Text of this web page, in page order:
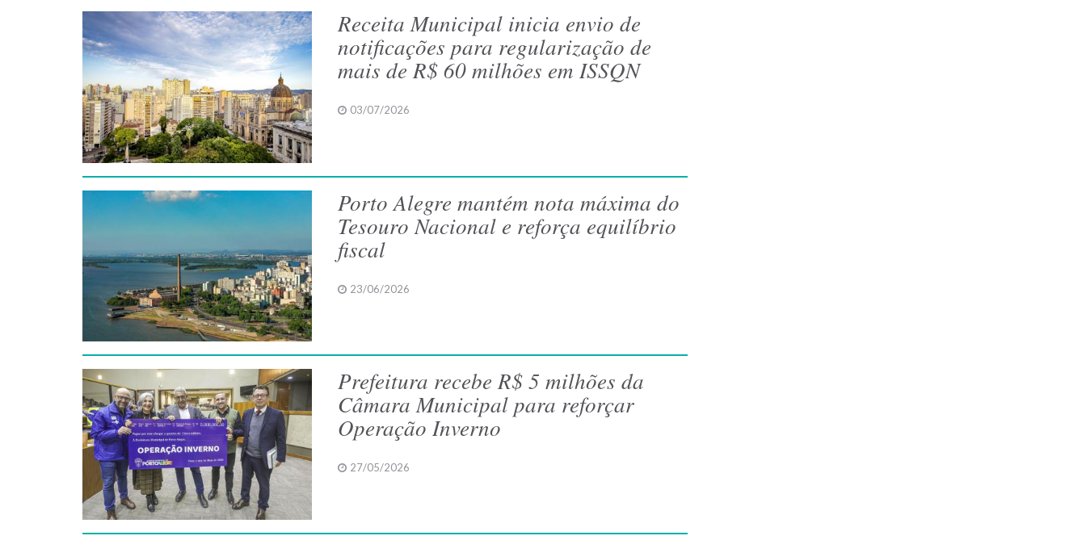
Receita Municipal inicia envio de
notificações para regularização de
mais de R$ 60 milhões em ISSQN
03/07/2026
Porto Alegre mantém nota máxima do
Tesouro Nacional e reforça equilíbrio
fiscal
23/06/2026
Prefeitura recebe R$ 5 milhões da
Câmara Municipal para reforçar
Operação Inverno
27/05/2026